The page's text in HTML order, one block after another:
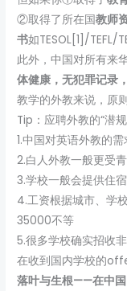
②取得了所在国教师
书如TESOL[1]/TEFL/
此外，中国对所有来
体健康，无犯罪记录
教学的外教来说，原
Tip：应聘外教的“潜
1.中国对英语外教的
2.白人外教一般更受
3.学校一般会提供住
4.工资根据城市、学
35000不等
5.很多学校确实招收
在收到国内学校的
落叶与生根——在中国